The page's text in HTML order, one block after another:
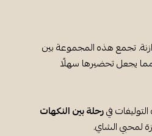
تجمع هذه المجموعة بين
يجعل تحضيرها سهلًا
فيرحلة بين النكهات
لمحبي الشاي.